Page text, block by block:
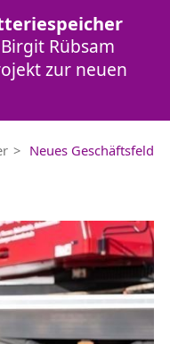
Rübsam
zur neuen
Neues Geschäftsfeld